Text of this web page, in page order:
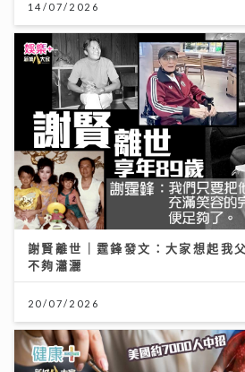
14/07/2026
謝賢離世｜霆鋒發文：大家想起我
不夠瀟灑
20/07/2026